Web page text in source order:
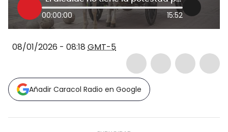
00:00:00 15:52
08/01/2026 - 08:18 GMT-5
Añadir Caracol Radio en Google